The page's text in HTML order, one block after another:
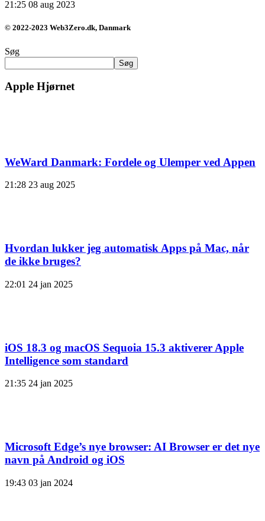
21:25 08 aug 2023
© 2022-2023 Web3Zero.dk, Danmark
Søg
Søg
Apple Hjørnet
WeWard Danmark: Fordele og Ulemper ved Appen
21:28 23 aug 2025
Hvordan lukker jeg automatisk Apps på Mac, når
de ikke bruges?
22:01 24 jan 2025
iOS 18.3 og macOS Sequoia 15.3 aktiverer Apple
Intelligence som standard
21:35 24 jan 2025
Microsoft Edge’s nye browser: AI Browser er det nye
navn på Android og iOS
19:43 03 jan 2024